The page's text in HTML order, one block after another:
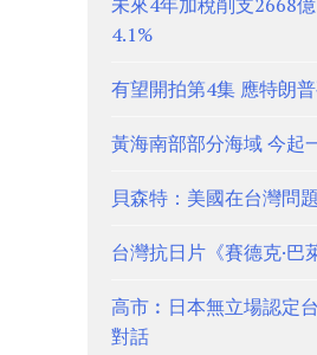
4.1%
有望開拍第4集 應特朗
黃海南部部分海域 今起
貝森特：美國在台灣問
台灣抗日片《賽德克·巴
高市︰日本無立場認定
對話